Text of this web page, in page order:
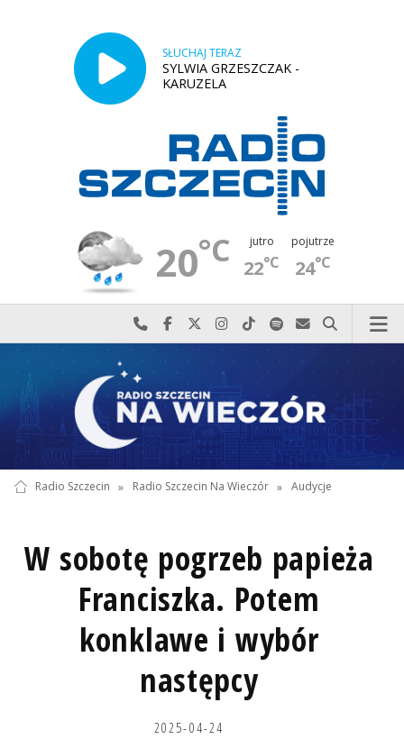
SŁUCHAJ TERAZ
SYLWIA GRZESZCZAK -
KARUZELA
20°C jutro
22°C
pojutrze
24°C
Najlepiej po prostu do nas zadzwoń
Odwiedź nas na Facebook-u
Odwiedź nas na X
Odwiedź nas na Instagram-ie
Odwiedź nas na TikTok-u
Szukaj nas na Spotify
Wyślij do nas
Szukaj
Radio Szczecin » Radio Szczecin Na Wieczór » Audycje
W sobotę pogrzeb papieża
Franciszka. Potem
konklawe i wybór
następcy
2025-04-24